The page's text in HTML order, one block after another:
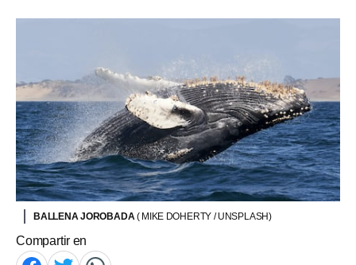
BALLENA JOROBADA( MIKE DOHERTY / UNSPLASH)
Compartir en